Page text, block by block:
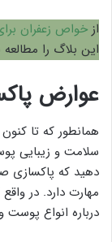
از خواص زعفران
این بلاگ را مطالعه
عوارض
همانطور که تا
سلامت و زیبایی
دهید که پاکسازی
مهارت دارد. در
درباره انواع